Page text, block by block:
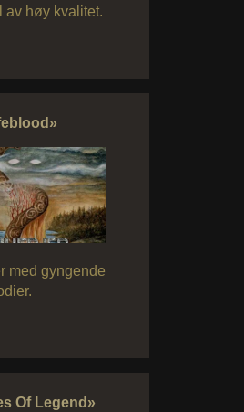
av høy kvalitet.
med gyngende
Of Legend»